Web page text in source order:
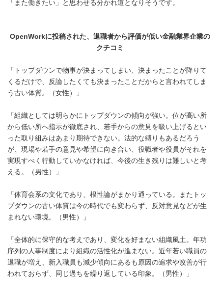
「また働きたい」と思わせる分かれ道となりそうです。
OpenWorkに投稿された、退職者から評価が低い金融業界企業の
クチコミ
「トップダウンで物事が決まってしまい、決まったことが降りて
くるだけで、反論したくても決まったことだからと言われてしま
う古い体質。（女性）」
「組織としては明らかにトップダウンの傾向が強い。位が高い所
から低い所へ指示が徹底され、若手からの意見を吸い上げるとい
った取り組みはあまり期待できない。法的な縛りもあるだろう
が、現場や若手の意見や希望に向き合い、役職者や役員がそれを
実現すべく行動していかなければ、今後の生き残りは難しいと考
える。（男性）」
「体育会系の文化であり、根性論がまかり通っている。またトッ
プダウンの古い体質は今の時代でも変わらず、反対意見などが生
まれない環境。（男性）」
「全体的に保守的な考えであり、変化を好まない組織風土。年功
序列の人事制度により組織の活性化が進まない。近年若い職員の
退職が増え、新入職員も減少傾向にあるも原因の追求や改善が行
われておらず、同じ過ちを繰り返している印象。（男性）」